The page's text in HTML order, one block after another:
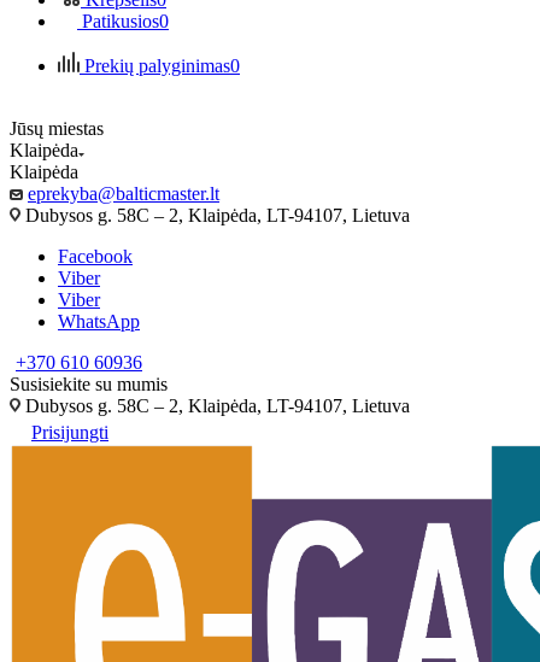
Patikusios0
Prekių palyginimas0
Jūsų miestas
Klaipėda
Klaipėda
eprekyba@balticmaster.lt
Dubysos g. 58C – 2, Klaipėda, LT-94107, Lietuva
Facebook
Viber
Viber
WhatsApp
+370 610 60936
Susisiekite su mumis
Dubysos g. 58C – 2, Klaipėda, LT-94107, Lietuva
Prisijungti